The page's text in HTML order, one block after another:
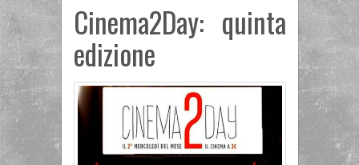
Cinema2Day: quinta
edizione